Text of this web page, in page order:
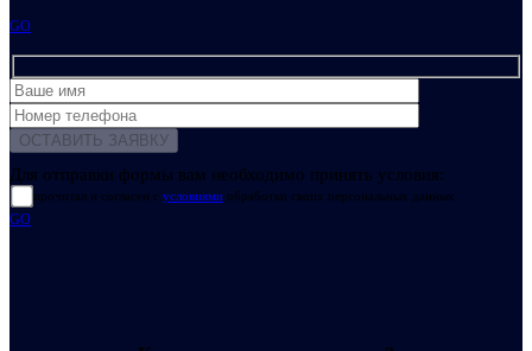
GO
Для отправки формы вам необходимо принять условия:
прочитал и согласен с условиями обработки своих персональных данных
GO